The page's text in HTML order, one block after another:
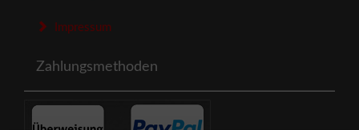
Impressum
Zahlungsmethoden